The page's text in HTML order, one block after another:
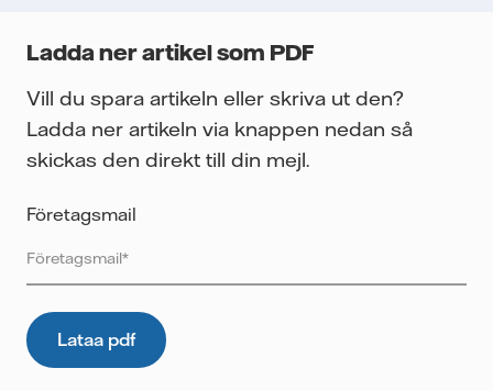
Ladda ner artikel som PDF
Vill du spara artikeln eller skriva ut den?
Ladda ner artikeln via knappen nedan så
skickas den direkt till din mejl.
Företagsmail
Vattenfall skyddar och respekterar din integritet. För att
Vattenfalls storföretagsförsäljning ska kunna skicka det
önskade innehållet till dig, samt för att i framtiden kunna